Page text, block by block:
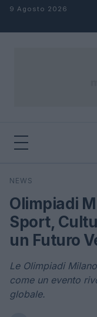
Salta al contenuto
9 Agosto 2026
Cerca
NEWS
Olimpiadi
Sport,
un Futuro
Le Olimpiadi
come un evento
globale.